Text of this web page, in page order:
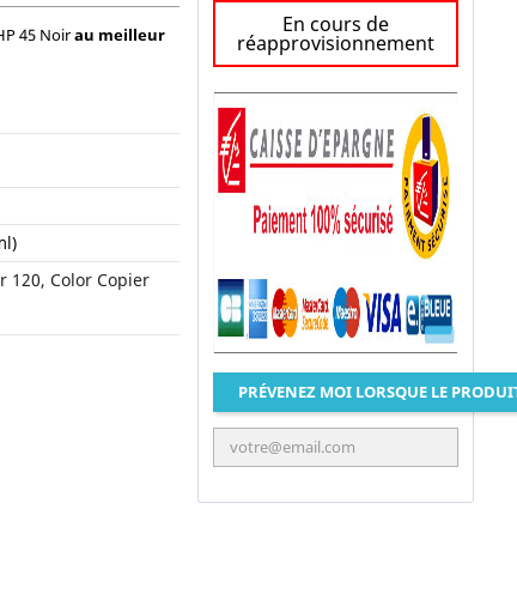
45 Noirau meilleur
120, Color Copier
En cours de
réapprovisionnement
PRÉVENEZ MOI LORSQUE LE